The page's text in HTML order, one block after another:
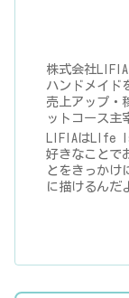
株式会社
ハンドメイド
売上アップ・
ットコース主
LIFIAはLIfe
好きなことで
とをきっかけ
に描けるんだ